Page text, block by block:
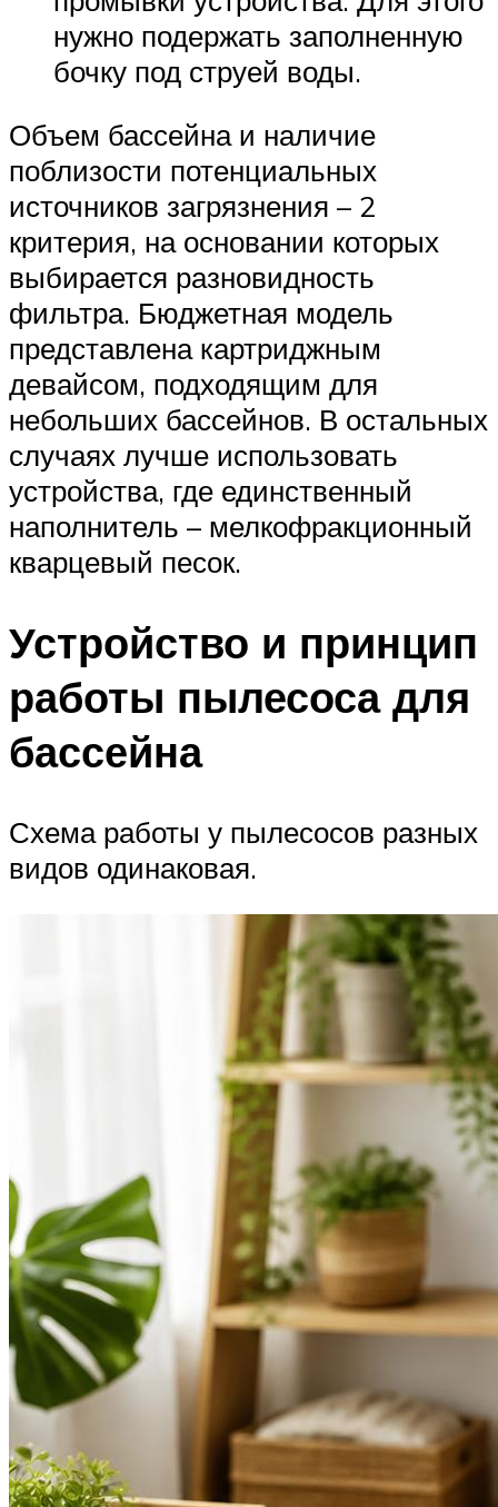
нужно подержать заполненную
бочку под струей воды.
Объем бассейна и наличие
поблизости потенциальных
источников загрязнения – 2
критерия, на основании которых
выбирается разновидность
фильтра. Бюджетная модель
представлена картриджным
девайсом, подходящим для
небольших бассейнов. В остальных
случаях лучше использовать
устройства, где единственный
наполнитель – мелкофракционный
кварцевый песок.
Устройство и принцип
работы пылесоса для
бассейна
Схема работы у пылесосов разных
видов одинаковая.